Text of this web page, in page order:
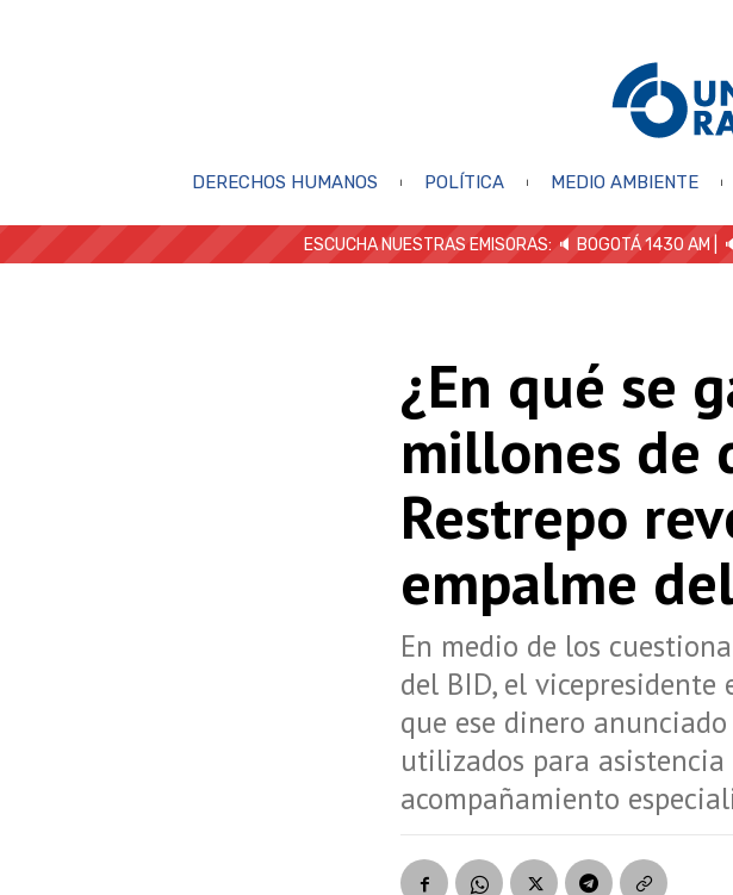
DERECHOS HUMANOS POLÍTICA MEDIO AMBIENTE
ESCUCHA NUESTRAS EMISORAS: 🔈 BOGOTÁ 1430 AM |
¿En qué se
millones de
Restrepo
empalme
En medio de los
del BID, el vicepresidente
que ese dinero
utilizados para
acompañamiento